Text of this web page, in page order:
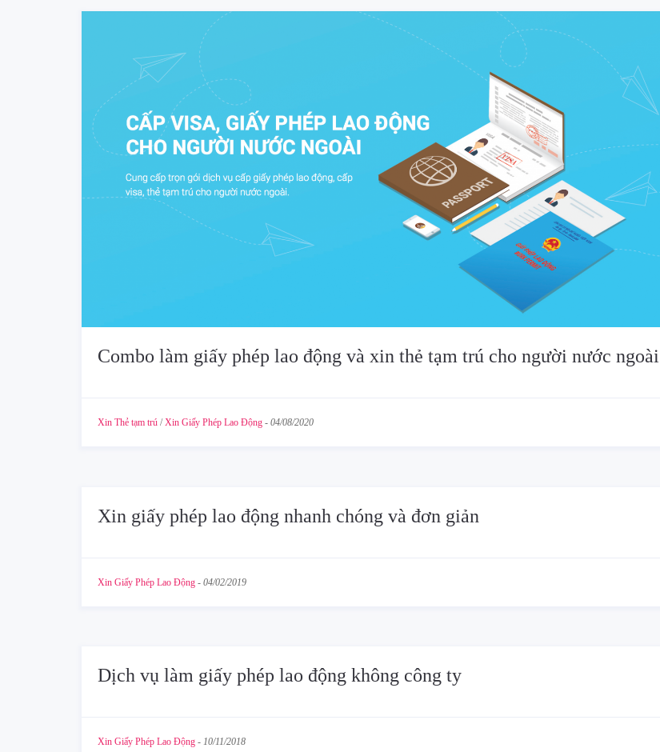
Combo làm giấy phép lao động và xin thẻ tạm trú cho người nước ngoài
Xin Thẻ tạm trú /Xin Giấy Phép Lao Động - 04/08/2020
Xin giấy phép lao động nhanh chóng và đơn giản
Xin Giấy Phép Lao Động - 04/02/2019
Dịch vụ làm giấy phép lao động không công ty
Xin Giấy Phép Lao Động - 10/11/2018